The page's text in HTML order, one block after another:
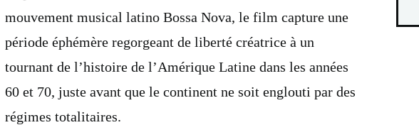
mouvement musical latino Bossa Nova, le film capture une
période éphémère regorgeant de liberté créatrice à un
tournant de l’histoire de l’Amérique Latine dans les années
60 et 70, juste avant que le continent ne soit englouti par des
régimes totalitaires.